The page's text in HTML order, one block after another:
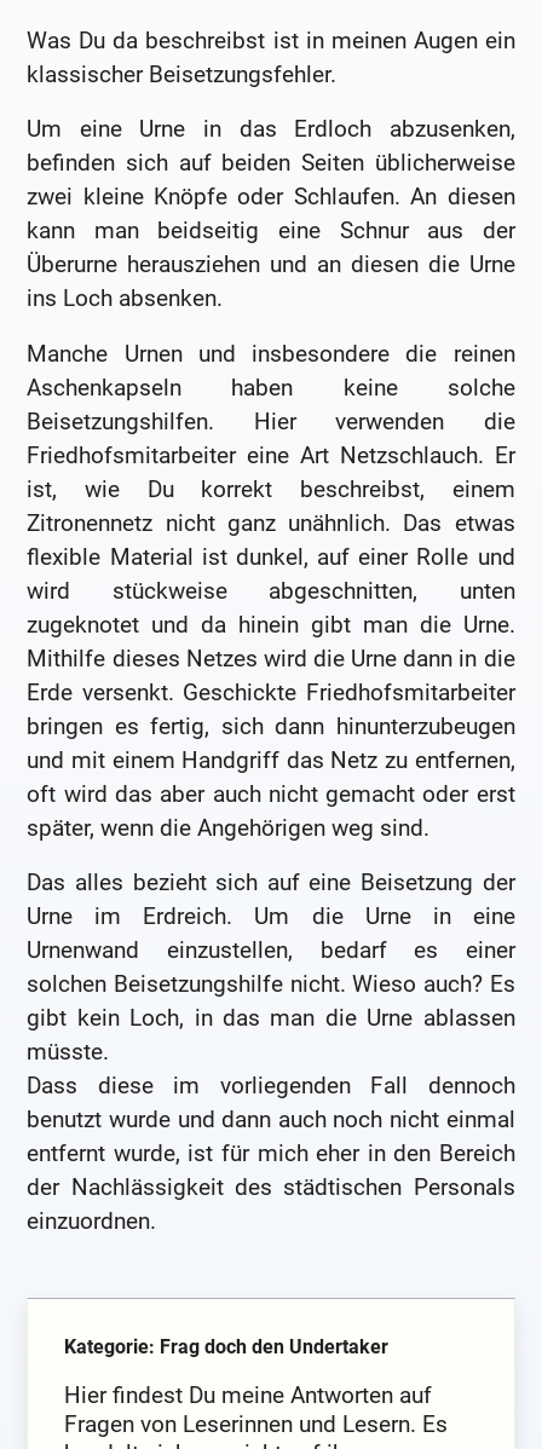
Was Du da beschreibst ist in meinen Augen ein
klassischer Beisetzungsfehler.
Um eine Urne in das Erdloch abzusenken,
befinden sich auf beiden Seiten üblicherweise
zwei kleine Knöpfe oder Schlaufen. An diesen
kann man beidseitig eine Schnur aus der
Überurne herausziehen und an diesen die Urne
ins Loch absenken.
Manche Urnen und insbesondere die reinen
Aschenkapseln haben keine solche
Beisetzungshilfen. Hier verwenden die
Friedhofsmitarbeiter eine Art Netzschlauch. Er
ist, wie Du korrekt beschreibst, einem
Zitronennetz nicht ganz unähnlich. Das etwas
flexible Material ist dunkel, auf einer Rolle und
wird stückweise abgeschnitten, unten
zugeknotet und da hinein gibt man die Urne.
Mithilfe dieses Netzes wird die Urne dann in die
Erde versenkt. Geschickte Friedhofsmitarbeiter
bringen es fertig, sich dann hinunterzubeugen
und mit einem Handgriff das Netz zu entfernen,
oft wird das aber auch nicht gemacht oder erst
später, wenn die Angehörigen weg sind.
Das alles bezieht sich auf eine Beisetzung der
Urne im Erdreich. Um die Urne in eine
Urnenwand einzustellen, bedarf es einer
solchen Beisetzungshilfe nicht. Wieso auch? Es
gibt kein Loch, in das man die Urne ablassen
müsste.
Dass diese im vorliegenden Fall dennoch
benutzt wurde und dann auch noch nicht einmal
entfernt wurde, ist für mich eher in den Bereich
der Nachlässigkeit des städtischen Personals
einzuordnen.
Kategorie: Frag doch den Undertaker
Hier findest Du meine Antworten auf
Fragen von Leserinnen und Lesern. Es